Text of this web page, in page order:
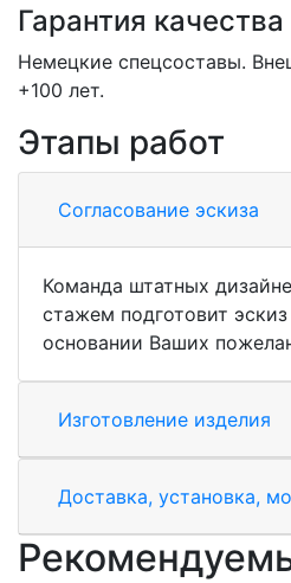
Гарантия качества
Немецкие спецсоставы.
+100 лет.
Этапы работ
Согласование эскиза
Команда штатных
стажем подготовит
основании Ваших
Изготовление изделия
Доставка, установка,